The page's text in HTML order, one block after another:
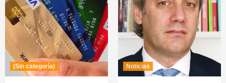
(Sin categoría) Noticias